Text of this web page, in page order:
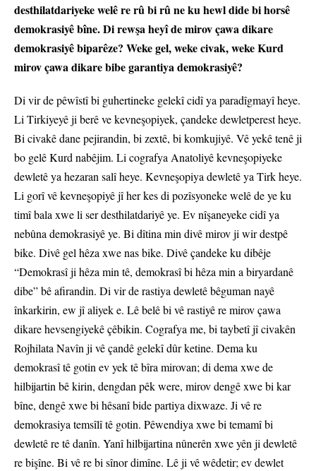
desthilatdariyeke welê re rû bi rû ne ku hewl dide bi horsê
demokrasiyê bîne. Di rewşa heyî de mirov çawa dikare
demokrasiyê biparêze? Weke gel, weke civak, weke Kurd
mirov çawa dikare bibe garantiya demokrasiyê?
Di vir de pêwîstî bi guhertineke gelekî cidî ya paradîgmayî heye.
Li Tirkiyeyê ji berê ve kevneşopiyek, çandeke dewletperest heye.
Bi civakê dane pejirandin, bi zextê, bi komkujiyê. Vê yekê tenê ji
bo gelê Kurd nabêjim. Li cografya Anatoliyê kevneşopiyeke
dewletê ya hezaran salî heye. Kevneşopiya dewletê ya Tirk heye.
Li gorî vê kevneşopiyê jî her kes di pozîsyoneke welê de ye ku
timî bala xwe li ser desthilatdariyê ye. Ev nîşaneyeke cidî ya
nebûna demokrasiyê ye. Bi dîtina min divê mirov ji wir destpê
bike. Divê gel hêza xwe nas bike. Divê çandeke ku dibêje
“Demokrasî ji hêza min tê, demokrasî bi hêza min a biryardanê
dibe” bê afirandin. Di vir de rastiya dewletê bêguman nayê
înkarkirin, ew jî aliyek e. Lê belê bi vê rastiyê re mirov çawa
dikare hevsengiyekê çêbikin. Cografya me, bi taybetî jî civakên
Rojhilata Navîn ji vê çandê gelekî dûr ketine. Dema ku
demokrasî tê gotin ev yek tê bîra mirovan; di dema xwe de
hilbijartin bê kirin, dengdan pêk were, mirov dengê xwe bi kar
bîne, dengê xwe bi hêsanî bide partiya dixwaze. Ji vê re
demokrasiya temsîlî tê gotin. Pêwendiya xwe bi temamî bi
dewletê re tê danîn. Yanî hilbijartina nûnerên xwe yên ji dewletê
re bişîne. Bi vê re bi sînor dimîne. Lê ji vê wêdetir; ev dewlet